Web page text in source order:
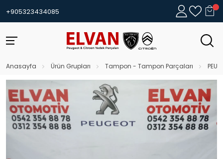
+905323434085
Anasayfa Ürün Grupları Tampon - Tampon Parçaları